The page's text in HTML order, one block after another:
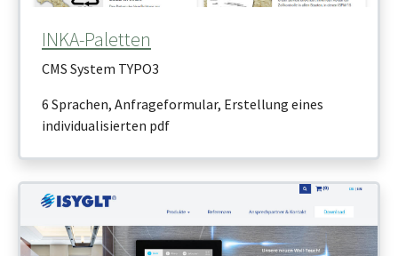
INKA-Paletten
CMS System TYPO3
6 Sprachen, Anfrageformular, Erstellung eines
individualisierten pdf